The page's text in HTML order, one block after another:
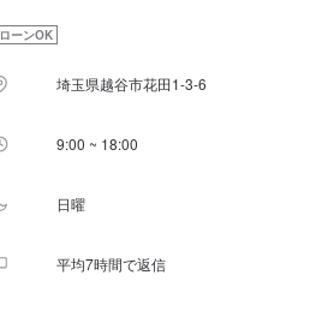
ローンOK
埼玉県越谷市花田1-3-6
9:00 ~ 18:00
日曜
平均7時間で返信